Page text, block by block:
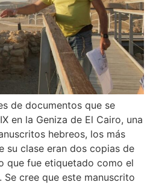
de documentos que se
en la Geniza de El Cairo, una
hebreos, los más
su clase eran dos copias de
que fue etiquetado como el
cree que este manuscrito